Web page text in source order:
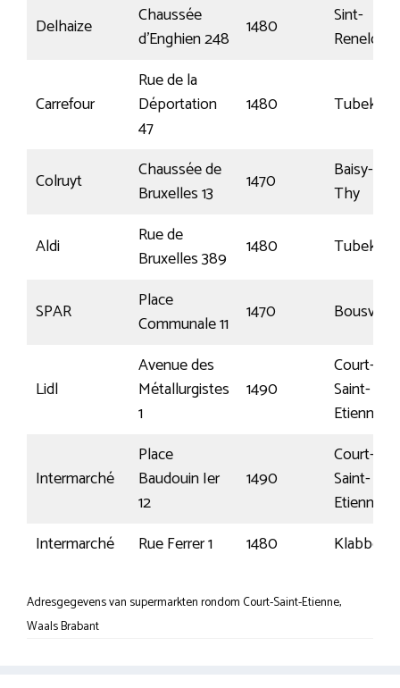
Delhaize
Chaussée
d’Enghien 248
1480
Sint-
Renelde
Carrefour
Rue de la
Déportation
47
1480 Tubeke
Colruyt
Chaussée de
Bruxelles 13
1470
Baisy-
Thy
Aldi
Rue de
Bruxelles 389
1480 Tubeke
SPAR
Place
Communale 11
1470 Bousval
Lidl
Avenue des
Métallurgistes
1
1490
Court-
Saint-
Etienne
Intermarché
Place
Baudouin Ier
12
1490
Court-
Saint-
Etienne
Intermarché
Rue Ferrer 1 1480 Klabbeek
Adresgegevens van supermarkten rondom Court-Saint-Etienne,
Waals Brabant